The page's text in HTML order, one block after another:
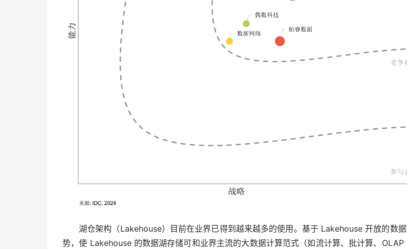
湖仓架构（Lakehouse）目前在业界已得到越来越多的使用。基于 Lakehouse 开放的数
势，使 Lakehouse 的数据湖存储可和业界主流的大数据计算范式（如流计算、批计算、OLAP